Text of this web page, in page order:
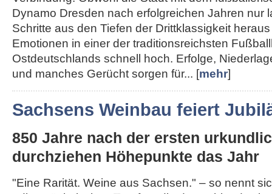
Dynamo Dresden nach erfolgreichen Jahren nur
Schritte aus den Tiefen der Drittklassigkeit
Emotionen in einer der traditionsreichsten
Ostdeutschlands schnell hoch. Erfolge,
und manches Gerücht sorgen für... [mehr]
Sachsens Weinbau feiert
850 Jahre nach der ersten
durchziehen Höhepunkte das Jahr
"Eine Rarität. Weine aus Sachsen." – so nennt